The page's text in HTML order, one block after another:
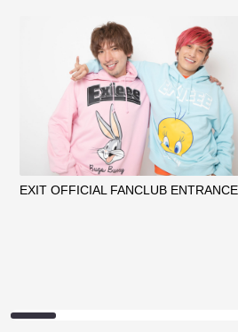
EXIT OFFICIAL FANCLUB ENTRANCE